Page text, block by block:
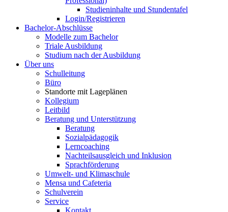
Studieninhalte und Stundentafel
Login/Registrieren
Bachelor-Abschlüsse
Modelle zum Bachelor
Triale Ausbildung
Studium nach der Ausbildung
Über uns
Schulleitung
Büro
Standorte mit Lageplänen
Kollegium
Leitbild
Beratung und Unterstützung
Beratung
Sozialpädagogik
Lerncoaching
Nachteilsausgleich und Inklusion
Sprachförderung
Umwelt- und Klimaschule
Mensa und Cafeteria
Schulverein
Service
Kontakt